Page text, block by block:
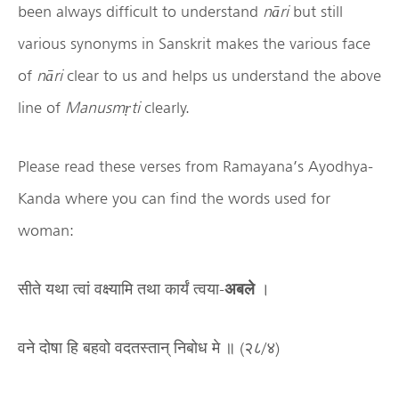
been always difficult to understand nāribut still
various synonyms in Sanskrit makes the various face
of nāriclear to us and helps us understand the above
line of Manusmṛticlearly.
Please read these verses from Ramayana’s Ayodhya-
Kanda where you can find the words used for
woman:
सीते यथा त्वां वक्ष्यामि तथा कार्यं त्वया-अबले।
वने दोषा हि बहवो वदतस्तान् निबोध मे ॥ (२८/४)